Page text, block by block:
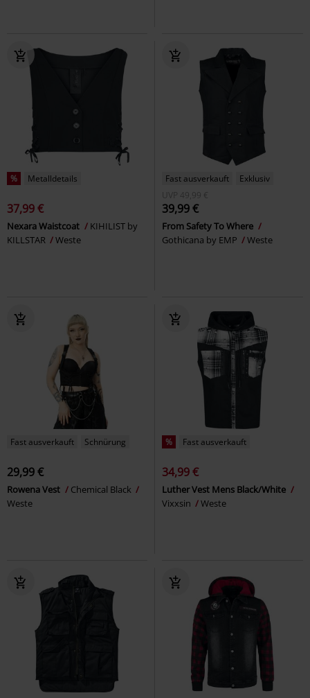
% Metalldetails
37,99 €
Nexara Waistcoat
KIHILIST by
KILLSTAR
Weste
Fast ausverkauft
Exklusiv
UVP
49,99 €
39,99 €
From Safety To Where
Gothicana by EMP
Weste
Fast ausverkauft Schnürung
29,99 €
Rowena Vest
Chemical Black
Weste
% Fast ausverkauft
34,99 €
Luther Vest Mens Black/White
Vixxsin
Weste